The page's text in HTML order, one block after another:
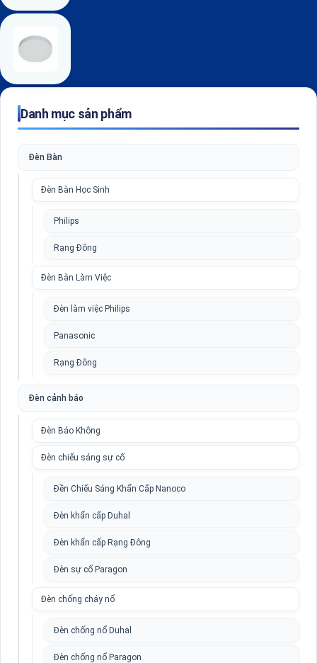
Danh mục sản phẩm
Đèn Bàn
Đèn Bàn Học Sinh
Philips
Rạng Đông
Đèn Bàn Làm Việc
Đèn làm việc Philips
Panasonic
Rạng Đông
Đèn cảnh báo
Đèn Báo Không
Đèn chiếu sáng sự cố
Đền Chiếu Sáng Khẩn Cấp Nanoco
Đèn khẩn cấp Duhal
Đèn khẩn cấp Rạng Đông
Đèn sự cố Paragon
Đèn chống cháy nổ
Đèn chống nổ Duhal
Đèn chống nổ Paragon